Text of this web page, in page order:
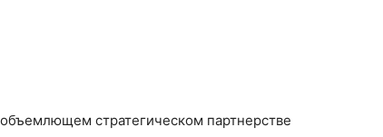
стратегическом партнерстве